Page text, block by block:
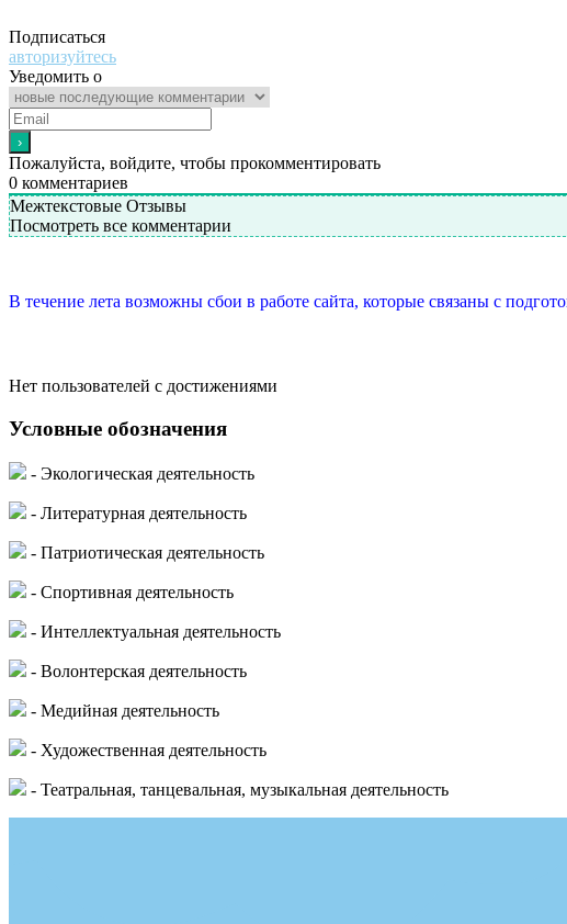
Подписаться
авторизуйтесь
Уведомить о
Пожалуйста, войдите, чтобы прокомментировать
0 комментариев
Межтекстовые Отзывы
Посмотреть все комментарии
В течение лета возможны сбои в работе сайта, которые связаны с
Нет пользователей с достижениями
Условные обозначения
- Экологическая деятельность
- Литературная деятельность
- Патриотическая деятельность
- Спортивная деятельность
- Интеллектуальная деятельность
- Волонтерская деятельность
- Медийная деятельность
- Художественная деятельность
- Театральная, танцевальная, музыкальная деятельность